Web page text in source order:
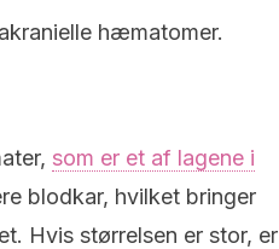
hæmatomer.
som er et af lagene i
blodkar, hvilket bringer
Hvis størrelsen er stor, er